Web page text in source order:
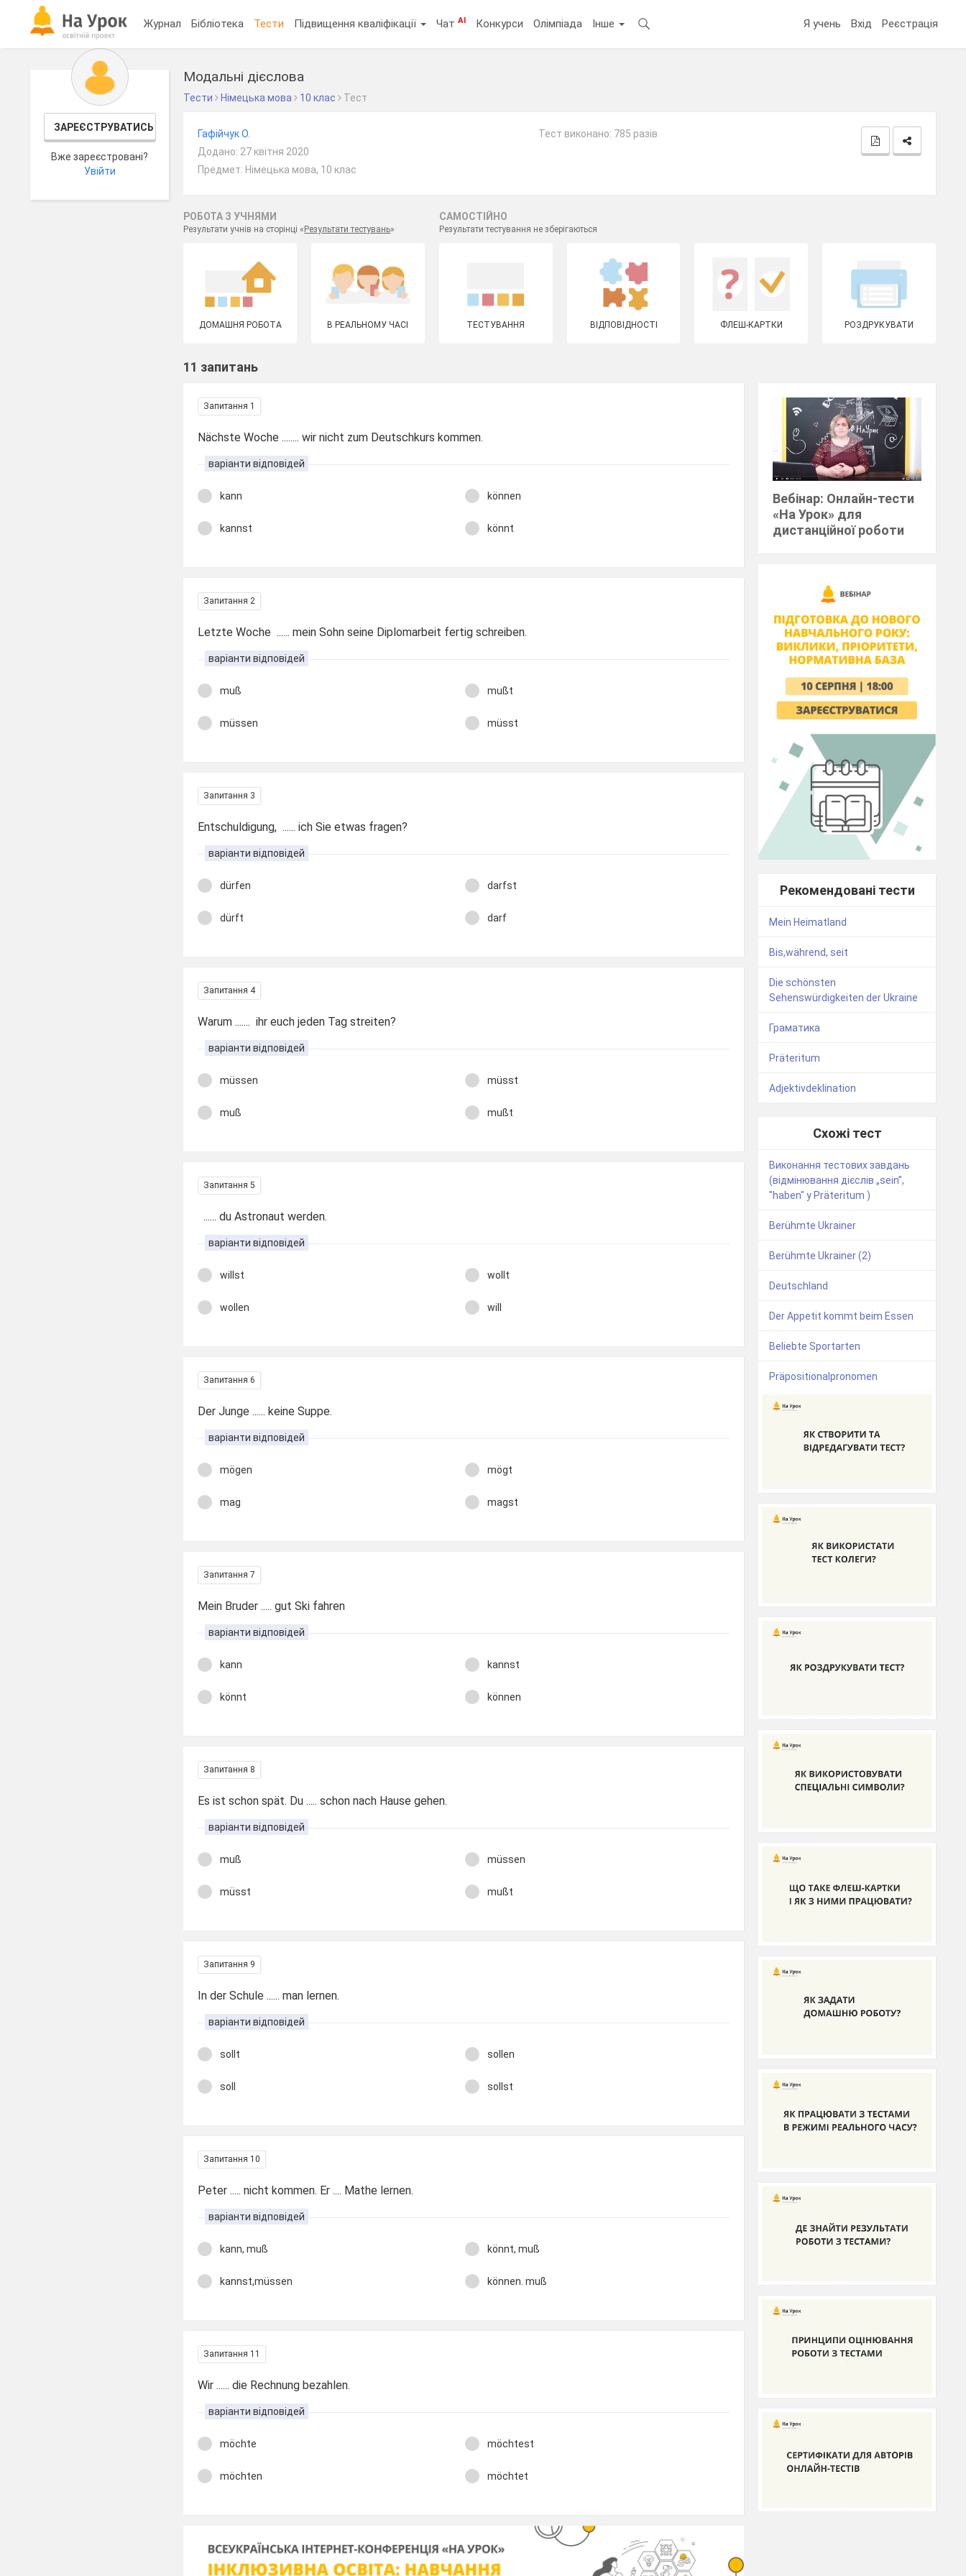
Журнал Бібліотека Тести Підвищення кваліфікації ЧатAI Конкурси Олімпіада Інше Я учень Вхід Реєстрація
ЗАРЕЄСТРУВАТИСЬ
Вже зареєстровані?
Увійти
Модальні дієслова
Тести Німецька мова 10 клас Тест
Гафійчук О.
Додано: 27 квітня 2020
Предмет: Німецька мова, 10 клас
Тест виконано: 785 разів
РОБОТА З УЧНЯМИ
Результати учнів на сторінці « Результати тестувань»
САМОСТІЙНО
Результати тестування не зберігаються
ДОМАШНЯ РОБОТА В РЕАЛЬНОМУ ЧАСІ ТЕСТУВАННЯ ВІДПОВІДНОСТІ ФЛЕШ-КАРТКИ РОЗДРУКУВАТИ
11 запитань
Запитання 1
Nächste Woche ........ wir nicht zum Deutschkurs kommen.
варіанти відповідей
kann können
kannst könnt
Запитання 2
Letzte Woche ...... mein Sohn seine Diplomarbeit fertig schreiben.
варіанти відповідей
muß mußt
müssen müsst
Запитання 3
Entschuldigung, ...... ich Sie etwas fragen?
варіанти відповідей
dürfen darfst
dürft darf
Запитання 4
Warum ....... ihr euch jeden Tag streiten?
варіанти відповідей
müssen müsst
muß mußt
Запитання 5
...... du Astronaut werden.
варіанти відповідей
willst wollt
wollen will
Запитання 6
Der Junge ...... keine Suppe.
варіанти відповідей
mögen mögt
mag magst
Запитання 7
Mein Bruder ..... gut Ski fahren
варіанти відповідей
kann kannst
könnt können
Запитання 8
Es ist schon spät. Du ..... schon nach Hause gehen.
варіанти відповідей
muß müssen
müsst mußt
Запитання 9
In der Schule ...... man lernen.
варіанти відповідей
sollt sollen
soll sollst
Запитання 10
Peter ..... nicht kommen. Er .... Mathe lernen.
варіанти відповідей
kann, muß könnt, muß
kannst,müssen können. muß
Запитання 11
Wir ...... die Rechnung bezahlen.
варіанти відповідей
möchte möchtest
möchten möchtet
Вебінар: Онлайн-тести
«На Урок» для
дистанційної роботи
Рекомендовані тести
Mein Heimatland
Bis,während, seit
Die schönsten
Sehenswürdigkeiten der Ukraine
Граматика
Präteritum
Adjektivdeklination
Схожі тест
Bиконання тестових завдань
(відмінювання дієслів „sein”,
"haben" у Präteritum )
Berühmte Ukrainer
Berühmte Ukrainer (2)
Deutschland
Der Appetit kommt beim Essen
Beliebte Sportarten
Präpositionalpronomen